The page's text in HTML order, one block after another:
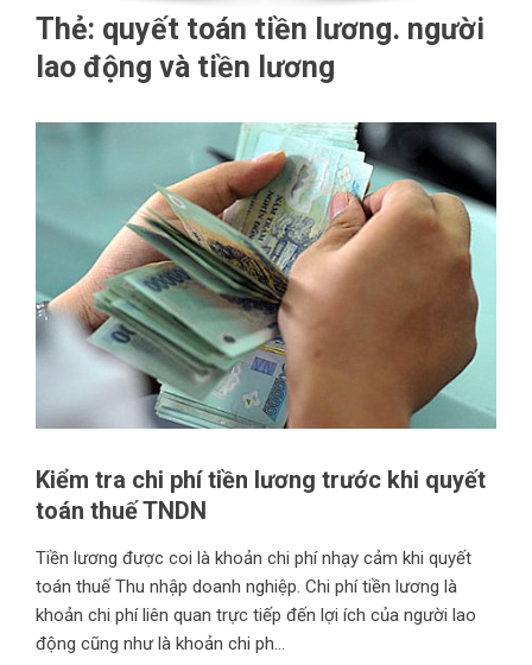
Thẻ: quyết toán tiền lương. người
lao động và tiền lương
Kiểm tra chi phí tiền lương trước khi quyết
toán thuế TNDN
Tiền lương được coi là khoản chi phí nhạy cảm khi quyết
toán thuế Thu nhập doanh nghiệp. Chi phí tiền lương là
khoản chi phí liên quan trực tiếp đến lợi ích của người lao
động cũng như là khoản chi ph...